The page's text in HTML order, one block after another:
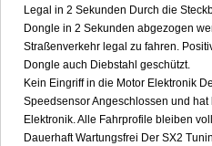
Legal in 2 Sekunden Durch die
Dongle in 2 Sekunden abgezogen
Straßenverkehr legal zu fahren.
Dongle auch Diebstahl geschützt.
Kein Eingriff in die Motor Elektronik
Speedsensor Angeschlossen und
Elektronik. Alle Fahrprofile bleiben
Dauerhaft Wartungsfrei Der SX2